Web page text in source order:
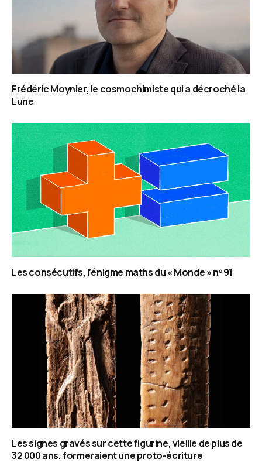
Frédéric Moynier, le cosmochimiste qui a décroché la
Lune
Les consécutifs, l’énigme maths du « Monde » nᵒ 91
Les signes gravés sur cette figurine, vieille de plus de
32 000 ans, formeraient une proto-écriture